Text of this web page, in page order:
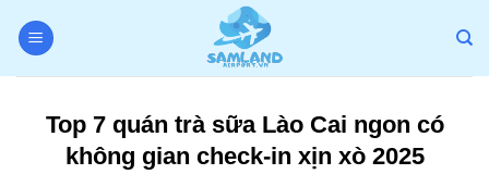
đến
Top 7 quán trà sữa Lào Cai ngon có
không gian check-in xịn xò 2025